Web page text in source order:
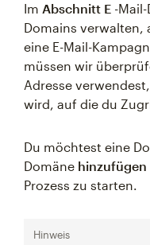
Im Abschnitt E -
Domains verwalten,
eine E-Mail-
müssen wir
Adresse
wird, auf die du
Du möchtest eine
Domäne hinzufügen
Prozess zu starten.
Hinweis